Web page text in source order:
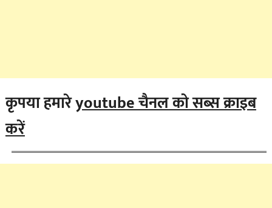
कृपया हमारेyoutube चैनल को सब्स क्राइब
करें